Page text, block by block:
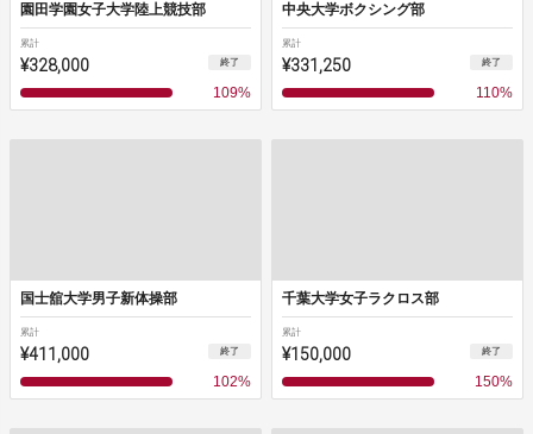
園田学園女子大学陸上競技部
累計
¥328,000 終了
109%
中央大学ボクシング部
累計
¥331,250 終了
110%
国士舘大学男子新体操部
累計
¥411,000 終了
102%
千葉大学女子ラクロス部
累計
¥150,000 終了
150%